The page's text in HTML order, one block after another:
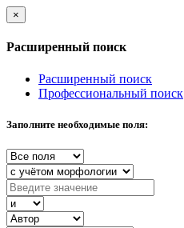
×
Расширенный поиск
Расширенный поиск
Профессиональный поиск
Заполните необходимые поля: